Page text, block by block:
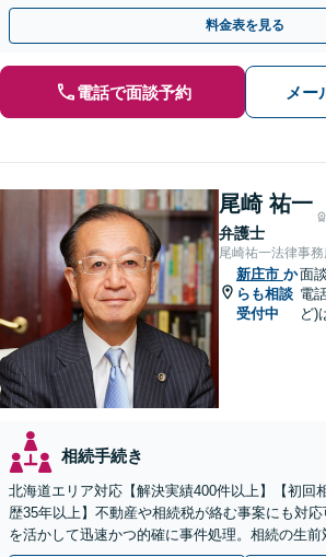
相続トラブルもまずはご相談ください。WEB面
料金表を見る
電話で面談予約 メー
尾崎 祐一
弁護士
尾崎祐一法律事
新庄市 か
らも相談
受付中
面
電
ど)
相続手続き
北海道エリア対応【解決実績400件以上】【初回
歴35年以上】不動産や相続税が絡む事案にも対
を活かして迅速かつ的確に事件処理。相続の生